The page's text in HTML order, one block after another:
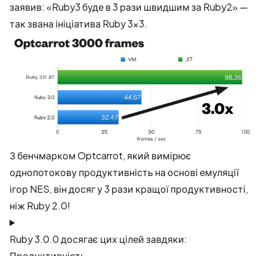
заявив: «Ruby3 буде в 3 рази швидшим за Ruby2» —
так звана ініціатива Ruby 3x3.
Збенчмарком Optcarrot, який вимірює
однопотокову продуктивність на основі емуляції
ігор NES, він досяг у 3 рази кращої продуктивності,
ніж Ruby 2.0!
Ruby 3.0.0 досягає цих цілей завдяки: